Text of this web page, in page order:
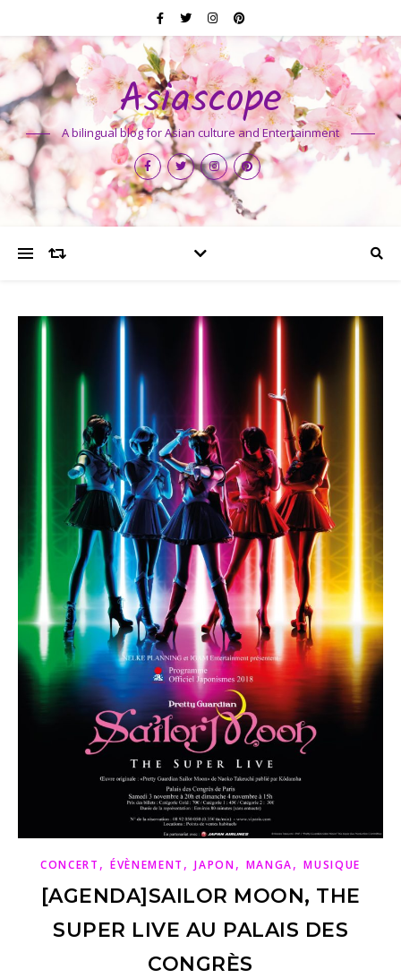
Asiascope
A bilingual blog for Asian culture and Entertainment
CONCERT , ÉVÈNEMENT ,JAPON, MANGA,MUSIQUE
[AGENDA]SAILOR MOON, THE
SUPER LIVE AU PALAIS DES
CONGRÈS